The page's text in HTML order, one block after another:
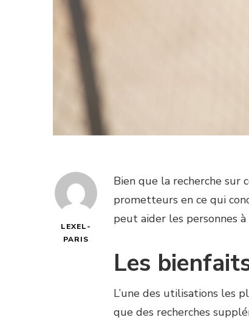
LEXEL-
PARIS
Bien que la recherche
prometteurs en ce qui
peut aider les personnes
Les
L’une des utilisations les
que des recherches